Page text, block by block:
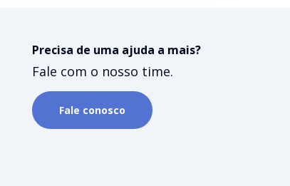
Precisa de uma ajuda a mais?
Fale com o nosso time.
Fale conosco